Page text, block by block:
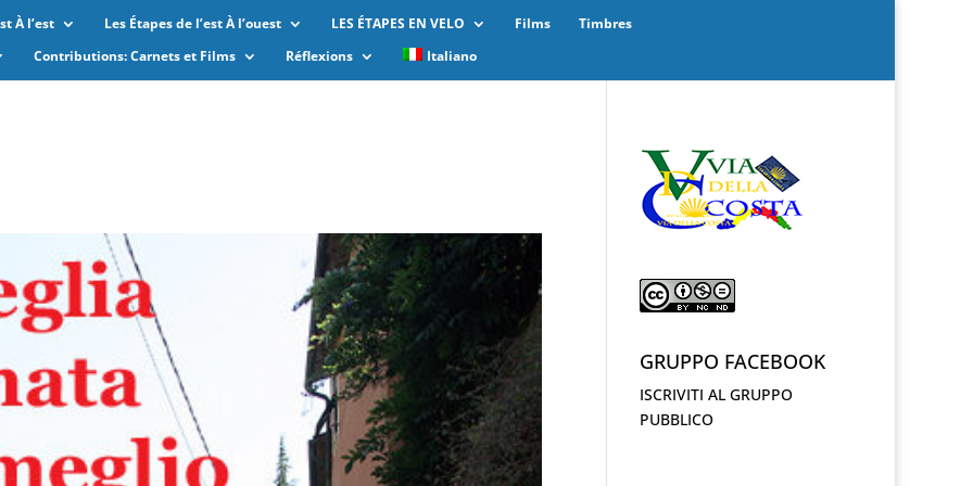
À l’est Les Étapes de l’est À l’ouest LES ÉTAPES EN VELO Films
Timbres
Contributions: Carnets et Films
Réflexions Italiano
GRUPPO FACEBOOK
ISCRIVITI AL GRUPPO
PUBBLICO